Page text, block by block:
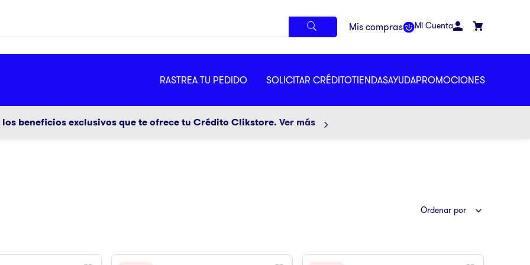
Mi Cuenta
RASTREA TU PEDIDO SOLICITAR CRÉDITOTIENDASAYUDAPROMOCIONES
beneficios exclusivos que te ofrece tu Crédito Clikstore. Ver más
Ordenar por